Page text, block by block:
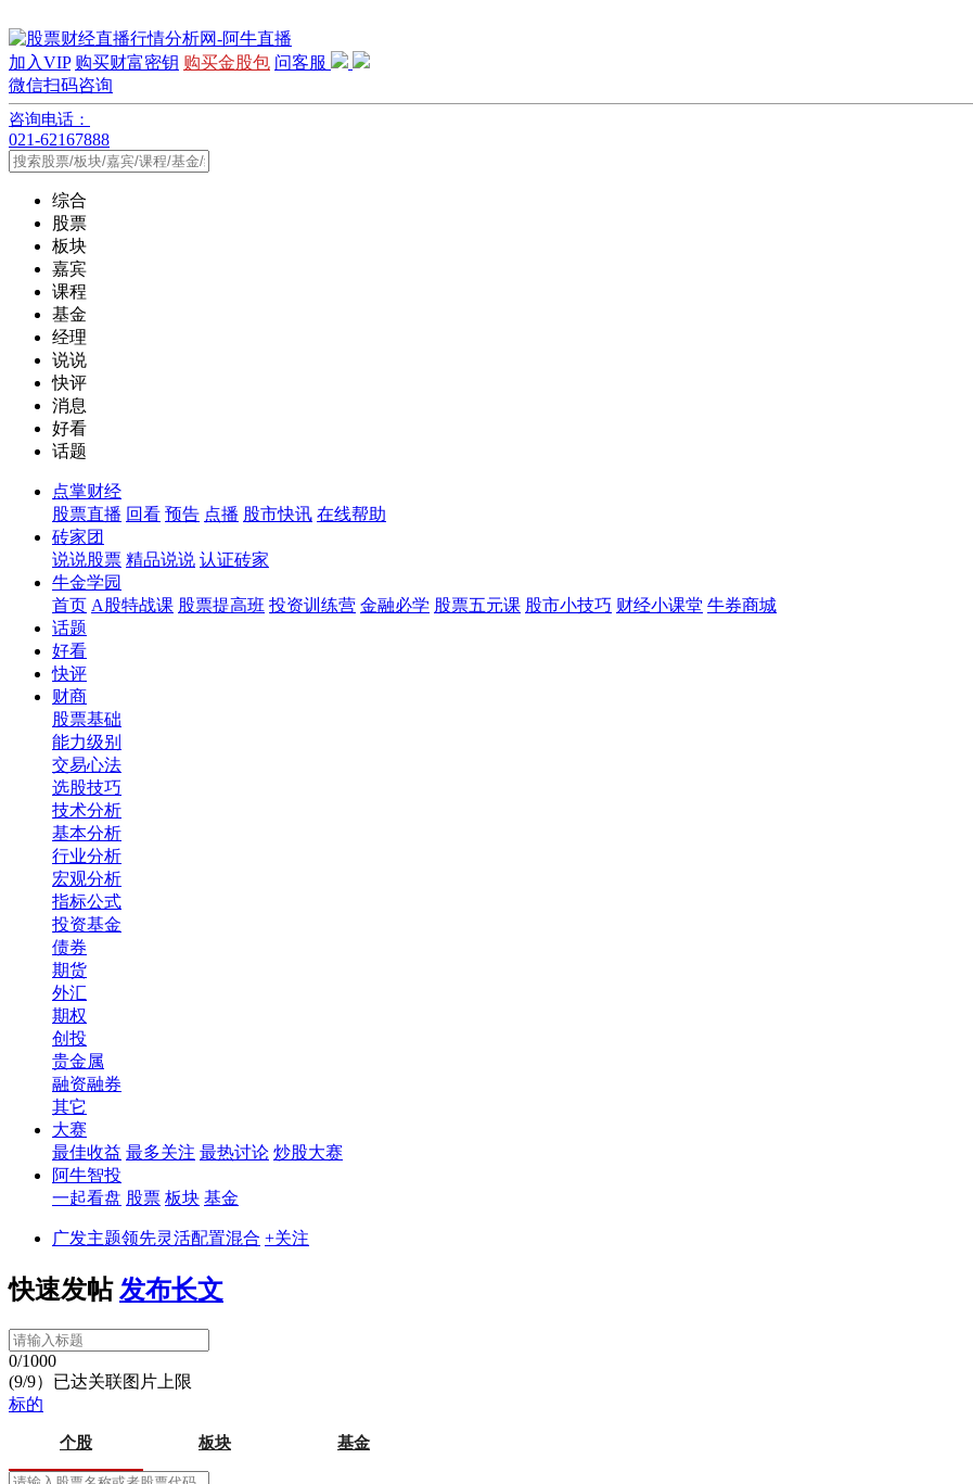
加入VIP 购买财富密钥 购买金股包 问客服
微信扫码咨询
咨询电话：
021-62167888
综合
股票
板块
嘉宾
课程
基金
经理
说说
快评
消息
好看
话题
点掌财经
股票直播 回看 预告 点播 股市快讯 在线帮助
砖家团
说说股票 精品说说 认证砖家
牛金学园
首页 A股特战课 股票提高班 投资训练营 金融必学 股票五元课 股市小技巧 财经小课堂 牛券商城
话题
好看
快评
财商
股票基础
能力级别
交易心法
选股技巧
技术分析
基本分析
行业分析
宏观分析
指标公式
投资基金
债券
期货
外汇
期权
创投
贵金属
融资融券
其它
大赛
最佳收益 最多关注 最热讨论 炒股大赛
阿牛智投
一起看盘 股票 板块 基金
广发主题领先灵活配置混合 +关注
快速发帖 发布长文
0/1000
(9/9）已达关联图片上限
标的
个股 板块 基金